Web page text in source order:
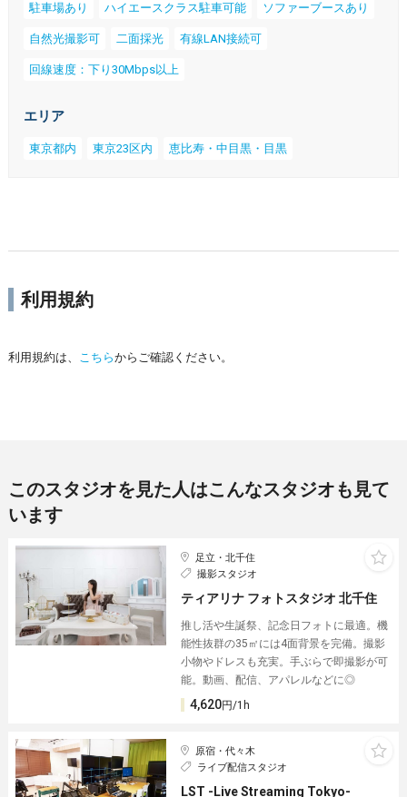
駐車場あり ハイエースクラス駐車可能 ソファーブースあり
自然光撮影可 二面採光 有線LAN接続可
回線速度：下り30Mbps以上
エリア
東京都内 東京23区内 恵比寿・中目黒・目黒
利用規約
利用規約は、 こちらからご確認ください。
このスタジオを見た人はこんなスタジオも見て
います
足立・北千住
撮影スタジオ
ティアリナ フォトスタジオ 北千住
推し活や生誕祭、記念日フォトに最適。機
能性抜群の35㎡には4面背景を完備。撮影
小物やドレスも充実。手ぶらで即撮影が可
能。動画、配信、アパレルなどに◎
4,620円/1h
原宿・代々木
ライブ配信スタジオ
LST -Live Streaming Tokyo-